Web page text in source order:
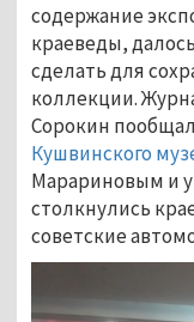
содержание
краеведы,
сделать для
коллекции.
Сорокин
Кушвинского
Марариновым и
столкнулись
советские